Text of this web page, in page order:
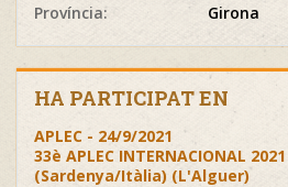
Província:
Girona
HA PARTICIPAT EN
APLEC - 24/9/2021
33è APLEC INTERNACIONAL 2021
(Sardenya/Itàlia) (L'Alguer)